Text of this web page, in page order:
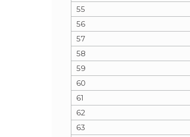
55
56
57
58
59
60
61
62
63